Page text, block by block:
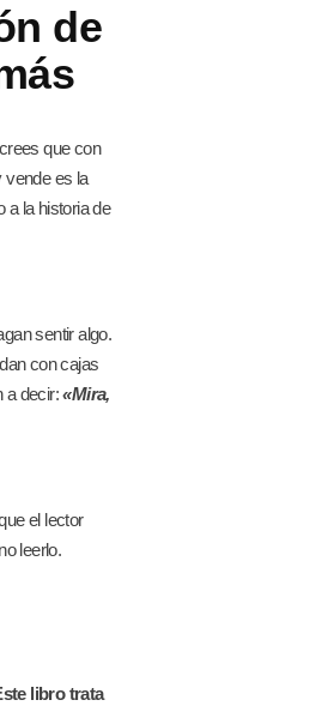
de
que con
vende es la
a la historia de
sentir algo.
con cajas
a decir:«Mira,
el lector
leerlo.
libro trata